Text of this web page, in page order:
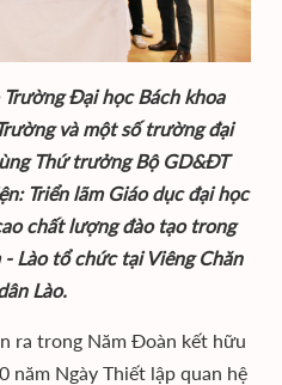
Đại học Bách khoa
và một số trường đại
Thứ trưởng Bộ GD&ĐT
Triển lãm Giáo dục đại học
chất lượng đào tạo trong
Lào tổ chức tại Viêng Chăn
Lào.
ra trong Năm Đoàn kết hữu
năm Ngày Thiết lập quan hệ